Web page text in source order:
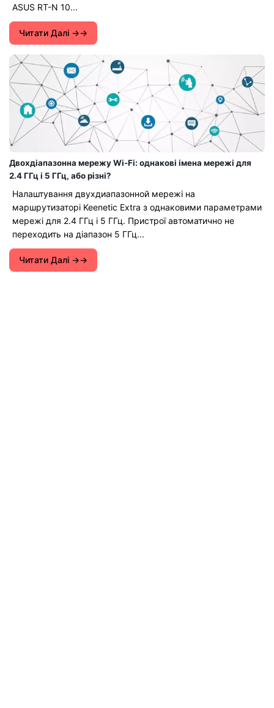
ASUS RT-N 10...
Читати Далі →
Двохдіапазонна мережу Wi-Fi: однакові імена мережі для
2.4 ГГц і 5 ГГц, або різні?
Налаштування двухдиапазонной мережі на
маршрутизаторі Keenetic Extra з однаковими параметрами
мережі для 2.4 ГГц і 5 ГГц. Пристрої автоматично не
переходить на діапазон 5 ГГц...
Читати Далі →